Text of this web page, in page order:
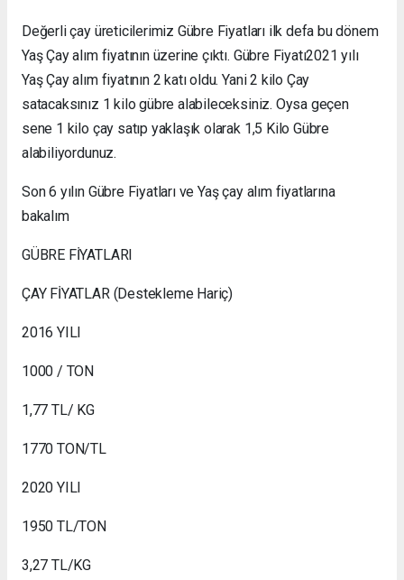
Değerli çay üreticilerimiz Gübre Fiyatları ilk defa bu dönem
Yaş Çay alım fiyatının üzerine çıktı. Gübre Fiyatı2021 yılı
Yaş Çay alım fiyatının 2 katı oldu. Yani 2 kilo Çay
satacaksınız 1 kilo gübre alabileceksiniz. Oysa geçen
sene 1 kilo çay satıp yaklaşık olarak 1,5 Kilo Gübre
alabiliyordunuz.
Son 6 yılın Gübre Fiyatları ve Yaş çay alım fiyatlarına
bakalım
GÜBRE FİYATLARI
ÇAY FİYATLAR (Destekleme Hariç)
2016 YILI
1000 / TON
1,77 TL/ KG
1770 TON/TL
2020 YILI
1950 TL/TON
3,27 TL/KG